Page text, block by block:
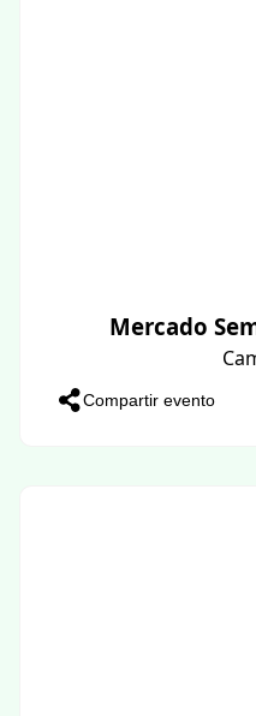
Mercado
Compartir evento